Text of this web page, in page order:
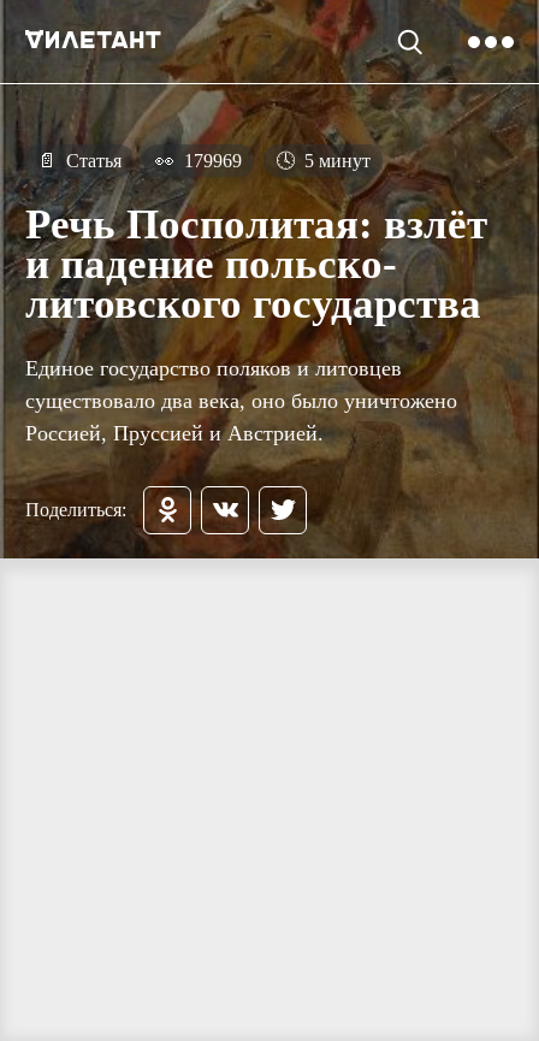
📄 Статья 👀 179969 🕓 5 минут
Речь Посполитая: взлёт
и падение польско-
литовского государства
Единое государство поляков и литовцев
существовало два века, оно было уничтожено
Россией, Пруссией и Австрией.
Поделиться: